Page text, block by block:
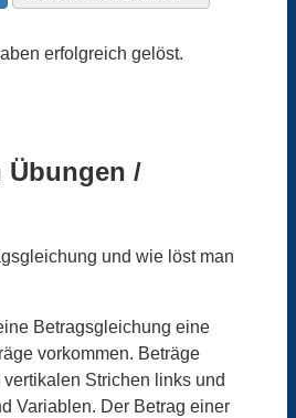
erfolgreich gelöst.
Übungen /
und wie löst man
Betragsgleichung eine
vorkommen. Beträge
Strichen links und
Variablen. Der Betrag einer